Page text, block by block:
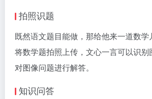
拍照识题
既然语文题目能做，那给他来一道数
将数学题拍照上传，文心一言可以识
对图像问题进行解答。
知识问答